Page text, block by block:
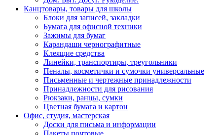
Канцтовары, товары для школы
Блоки для записей, закладки
Бумага для офисной техники
Зажимы для бумаг
Карандаши чернографитные
Клеящие средства
Линейки, транспортиры, треугольники
Пеналы, косметички и сумочки универсальные
Письменные и чертежные принадлежности
Принадлежности для рисования
Рюкзаки, ранцы, сумки
Цветная бумага и картон
Офис, студия, мастерская
Доски для письма и информации
Пакеты почтовые